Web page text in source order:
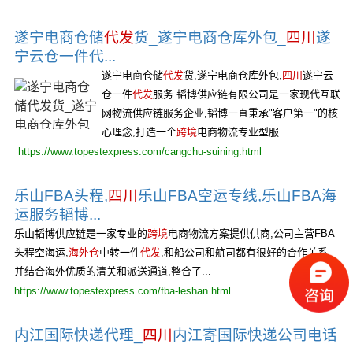
遂宁电商仓储代发货_遂宁电商仓库外包_ 四川 遂
宁云仓一件代...
遂宁电商仓储代发货,遂宁电商仓库外包, 四川 遂宁云
仓一件代发服务 韬博供应链有限公司是一家现代互联
网物流供应链服务企业,韬博一直秉承"客户第一"的核
心理念,打造一个跨境电商物流专业型服...
https://www.topestexpress.com/cangchu-suining.html
乐山FBA头程,四川 乐山FBA空运专线,乐山FBA海
运服务韬博...
乐山韬博供应链是一家专业的跨境电商物流方案提供供商,公司主营FBA
头程空海运,海外仓中转一件代发,和船公司和航司都有很好的合作关系,
并结合海外优质的清关和派送通道,整合了...
https://www.topestexpress.com/fba-leshan.html
内江国际快递代理_ 四川 内江寄国际快递公司电话